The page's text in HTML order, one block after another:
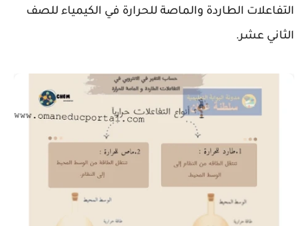
التفاعلات الطاردة والماصة للحرارة في الكيمياء للصف
الثاني عشر.